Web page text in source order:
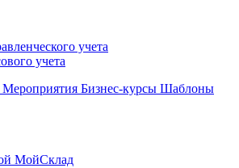
учета
учета
Мероприятия Бизнес-курсы Шаблоны
МойСклад